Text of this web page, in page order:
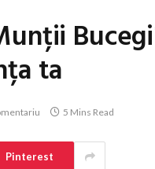
ta
5 Mins Read
Pinterest